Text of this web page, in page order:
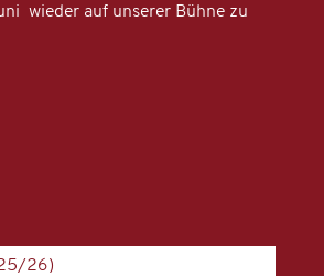
wieder auf unserer Bühne zu
26)